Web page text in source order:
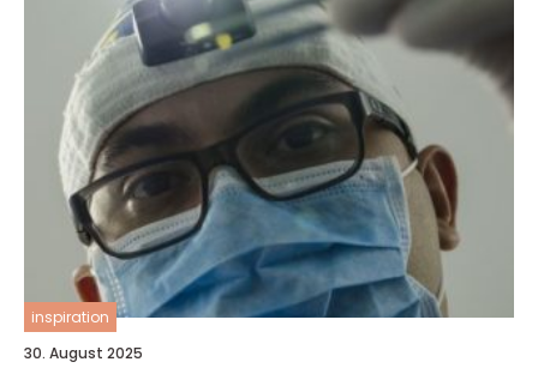
inspiration
30. August 2025